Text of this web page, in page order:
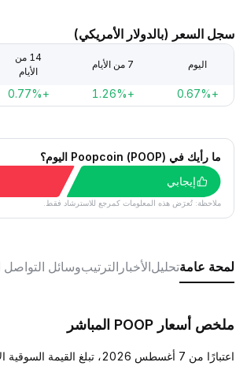
سجل السعر (بالدولار الأمريكي)
اليوم 7 من الأيام
14 من
الأيام
+0.67%
+1.26%
+0.77%
ما رأيك في Poopcoin (POOP) اليوم؟
إيجابي
ملاحظة: تُعرَض هذه المعلومات كمرجع للاسترشاد فقط.
لمحة عامةتحليلالأخبار الترتيبوسائل التواصل
ملخص أسعار POOP المباشر